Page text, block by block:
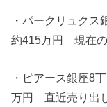
・パークリュク
約415万円 現在
・ピアース銀座
万円 直近売り出